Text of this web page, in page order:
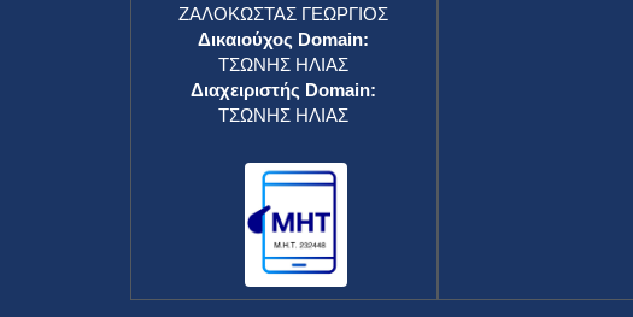
ΖΑΛΟΚΩΣΤΑΣ ΓΕΩΡΓΙΟΣ
Δικαιούχος Domain:
ΤΣΩΝΗΣ ΗΛΙΑΣ
Διαχειριστής Domain:
ΤΣΩΝΗΣ ΗΛΙΑΣ